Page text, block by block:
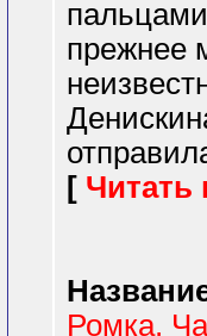
прежнее
[ Читать
Ромка.